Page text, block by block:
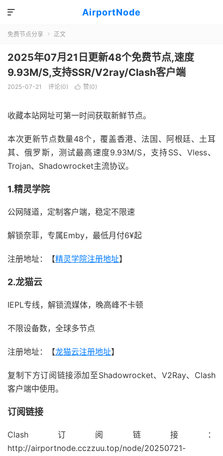
AirportNode

免费节点分享  正文
2025年07月21日更新48个免费节点,速度
9.93M/S,支持SSR/V2ray/Clash客户端
2025-07-21 评论(0)  赞(0)
收藏本站网址可第一时间获取新鲜节点。
本次更新节点数量48个，覆盖香港、法国、阿根廷、土耳
其、俄罗斯，测试最高速度9.93M/S，支持SS、Vless、
Trojan、Shadowrocket主流协议。
1.精灵学院
公网隧道，定制客户端，稳定不限速
解锁奈菲，专属Emby，最低月付6¥起
注册地址：【精灵学院注册地址】
2.龙猫云
IEPL专线，解锁流媒体，晚高峰不卡顿
不限设备数，全球多节点
注册地址：【龙猫云注册地址】
复制下方订阅链接添加至Shadowrocket、V2Ray、Clash
客户端中使用。
订阅链接
Clash订阅链接：
http://airportnode.cczzuu.top/node/20250721-